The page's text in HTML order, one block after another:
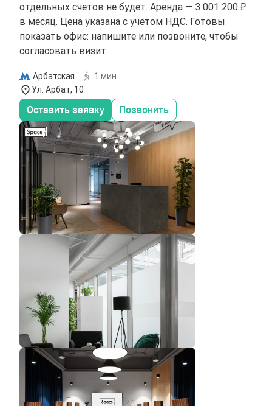
отдельных счетов не будет. Аренда — 3 001 200 ₽
в месяц. Цена указана с учётом НДС. Готовы
показать офис: напишите или позвоните, чтобы
согласовать визит.
Арбатская
1 мин
Ул. Арбат, 10
Оставить заявку Позвонить